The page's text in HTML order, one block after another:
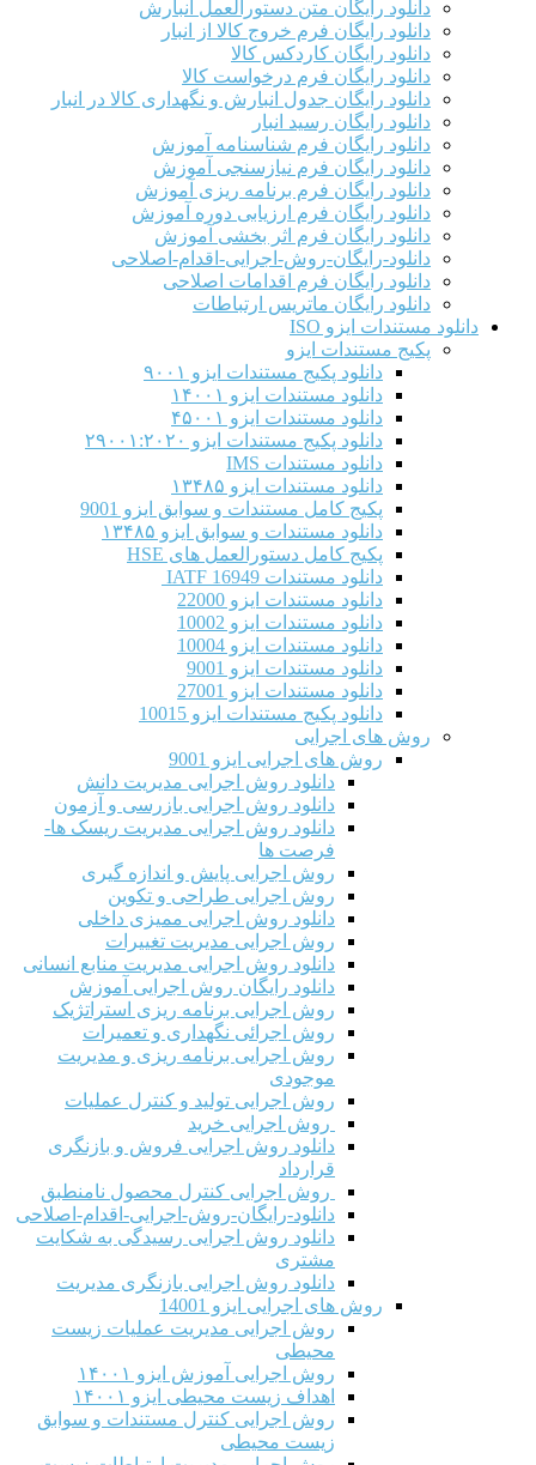
دانلود رایگان متن دستورالعمل انبارش
دانلود رایگان فرم خروج کالا از انبار
دانلود رایگان کاردکس کالا
دانلود رایگان فرم درخواست کالا
دانلود رایگان جدول انبارش و نگهداری کالا در انبار
دانلود رایگان رسید انبار
دانلود رایگان فرم شناسنامه آموزش
دانلود رایگان فرم نیازسنجی آموزش
دانلود رایگان فرم برنامه ریزی آموزش
دانلود رایگان فرم ارزیابی دوره آموزش
دانلود رایگان فرم اثر بخشی آموزش
دانلود-رایگان-روش-اجرایی-اقدام-اصلاحی
دانلود رایگان فرم اقدامات اصلاحی
دانلود رایگان ماتریس ارتباطات
دانلود مستندات ایزو ISO
پکیج مستندات ایزو
دانلود پکیج مستندات ایزو ۹۰۰۱
دانلود مستندات ایزو ۱۴۰۰۱
دانلود مستندات ایزو ۴۵۰۰۱
دانلود پکیج مستندات ایزو ۲۹۰۰۱:۲۰۲۰
دانلود مستندات IMS
دانلود مستندات ایزو ۱۳۴۸۵
پکیج کامل مستندات و سوابق ایزو 9001
دانلود مستندات و سوابق ایزو ۱۳۴۸۵
پکیج کامل دستورالعمل های HSE
دانلود مستندات IATF 16949
دانلود مستندات ایزو 22000
دانلود مستندات ایزو 10002
دانلود مستندات ایزو 10004
دانلود مستندات ایزو 9001
دانلود مستندات ایزو 27001
دانلود پکیج مستندات ایزو 10015
روش های اجرایی
روش های اجرایی ایزو 9001
دانلود روش اجرایی مدیریت دانش
دانلود روش اجرایی بازرسی و آزمون
دانلود روش اجرایی مدیریت ریسک ها-
فرصت ها
روش اجرایی پایش و اندازه گیری
روش اجرایی طراحی و تکوین
دانلود روش اجرایی ممیزی داخلی
روش اجرایی مدیریت تغییرات
دانلود روش اجرایی مدیریت منابع انسانی
دانلود رایگان روش اجرایی آموزش
روش اجرایی برنامه ریزی استراتژیک
روش اجرائی نگهداری و تعمیرات
روش اجرایی برنامه ریزی و مدیریت
موجودی
روش اجرایی تولید و کنترل عملیات
روش اجرایی خرید
دانلود روش اجرایی فروش و بازنگری
قرارداد
روش اجرایی کنترل محصول نامنطبق
دانلود-رایگان-روش-اجرایی-اقدام-اصلاحی
دانلود روش اجرایی رسیدگی به شکایت
مشتری
دانلود روش اجرایی بازنگری مدیریت
روش های اجرایی ایزو 14001
روش اجرایی مدیریت عملیات زیست
محیطی
روش اجرایی آموزش ایزو ۱۴۰۰۱
اهداف زیست محیطی ایزو ۱۴۰۰۱
روش اجرایی کنترل مستندات و سوابق
زیست محیطی